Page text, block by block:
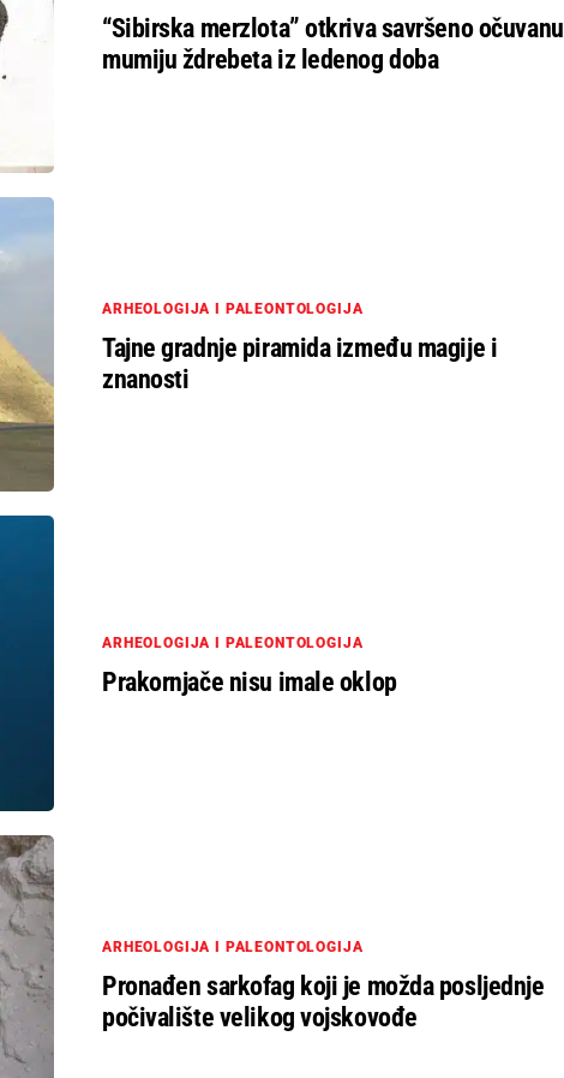
“Sibirska merzlota” otkriva savršeno očuvanu
mumiju ždrebeta iz ledenog doba
ARHEOLOGIJA I PALEONTOLOGIJA
Tajne gradnje piramida između magije i
znanosti
ARHEOLOGIJA I PALEONTOLOGIJA
Prakornjače nisu imale oklop
ARHEOLOGIJA I PALEONTOLOGIJA
Pronađen sarkofag koji je možda posljednje
počivalište velikog vojskovođe